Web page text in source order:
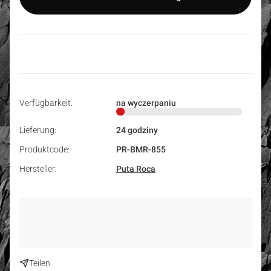
Verfügbarkeit: na wyczerpaniu
Lieferung:
24 godziny
Produktcode:
PR-BMR-855
Hersteller:
Puta Roca
Teilen